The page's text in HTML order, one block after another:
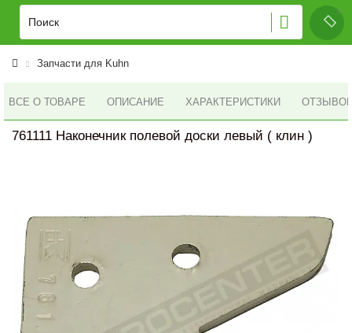
Запчасти для Kuhn
ВСЕ О ТОВАРЕ ОПИСАНИЕ ХАРАКТЕРИСТИКИ ОТЗЫВОВ
761111 Наконечник полевой доски левый ( клин )